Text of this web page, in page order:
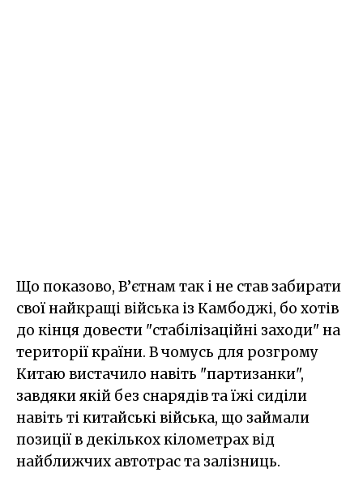
Що показово, В’єтнам так і не став забирати
свої найкращі війська із Камбоджі, бо хотів
до кінця довести "стабілізаційні заходи" на
території країни. В чомусь для розгрому
Китаю вистачило навіть "партизанки",
завдяки якій без снарядів та їжі сиділи
навіть ті китайські війська, що займали
позиції в декількох кілометрах від
найближчих автотрас та залізниць.